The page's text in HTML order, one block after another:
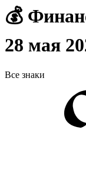
💰
28 мая
Все знаки